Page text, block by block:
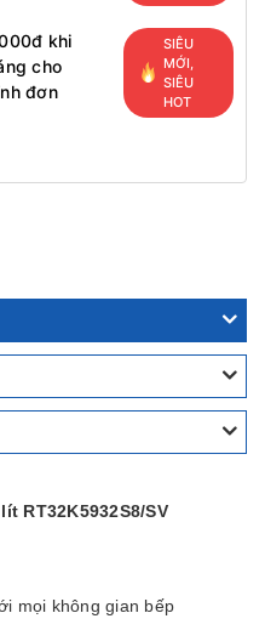
khi
cho
đơn
SIÊU
MỚI,
SIÊU
HOT
RT32K5932S8/SV
mọi không gian bếp